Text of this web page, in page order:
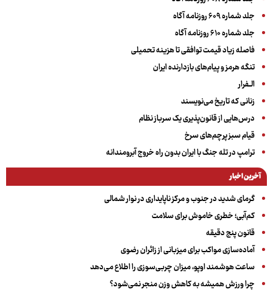
جلد شماره ۶۰۹ روزنامه آگاه
جلد شماره ۶۱۰ روزنامه آگاه
فاصله زیاد قیمت توافقی تا هزینه تحمیلی
تنگه هرمز و پیام‌های بازدارنده ایران
الــفرار
زنانی که تاریخ می‌نویسند
درس‌هایی از قانون‌پذیری یک سرباز نظام
قیام سبز پرچم‌های سرخ
ترامپ در تله جنگ با ایران بدون راه خروج آبرومندانه
آخرین اخبار
گرمای شدید در جنوب و مرکز ناپایداری در نوار شمالی
کم‌آبی؛ خطری خاموش برای سلامت
قانون پنج دقیقه
آماده‌سازی مواکب برای میزبانی از زائران رضوی
ساعت هوشمند اوپو، میزان چربی‌سوزی را اطلاع می‌دهد
چرا ورزش همیشه به کاهش وزن منجر نمی‌شود؟